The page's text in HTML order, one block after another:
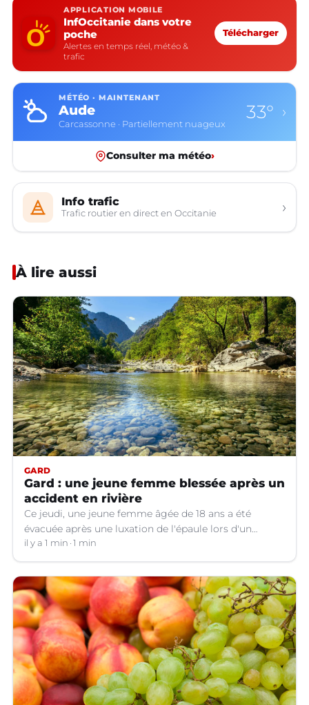
APPLICATION MOBILE
InfOccitanie dans votre
poche
Alertes en temps réel, météo &
trafic
Télécharger
MÉTÉO · MAINTENANT
Aude
Carcassonne · Partiellement nuageux
33° ›
Consulter ma météo›
Info trafic
Trafic routier en direct en Occitanie ›
À lire aussi
GARD
Gard : une jeune femme blessée après un
accident en rivière
Ce jeudi, une jeune femme âgée de 18 ans a été
évacuée après une luxation de l'épaule lors d'un
plongeon dans une rivière à Saint-André-de-
Valborgne (Gard).
il y a 1 min 1 min